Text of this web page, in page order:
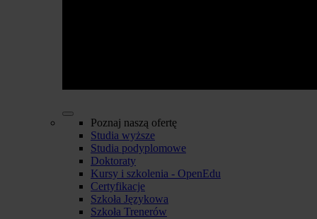
Poznaj naszą ofertę
Studia wyższe
Studia podyplomowe
Doktoraty
Kursy i szkolenia - OpenEdu
Certyfikacje
Szkoła Językowa
Szkoła Trenerów